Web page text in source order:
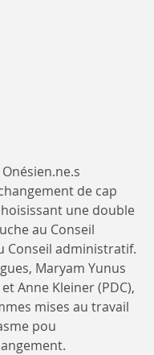
de cap
une double
au Conseil
Conseil administratif.
Maryam Yunus
Anne Kleiner (PDC),
mises au travail
pou